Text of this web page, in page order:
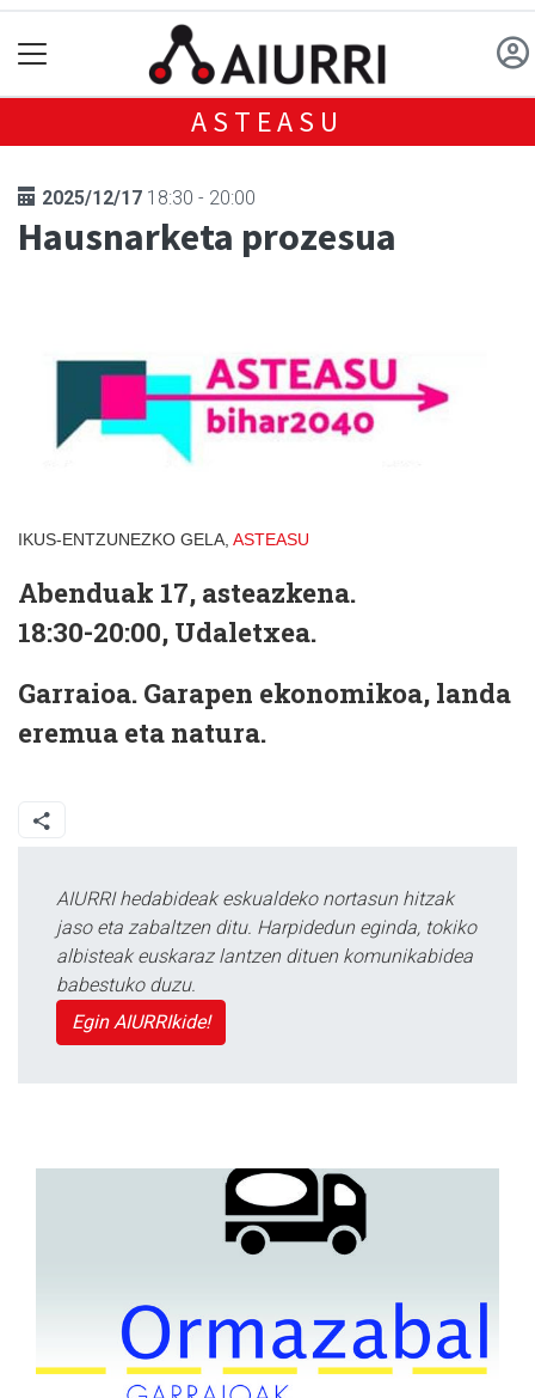
ASTEASU
2025/12/17 18:30 - 20:00
Hausnarketa prozesua
IKUS-ENTZUNEZKO GELA, ASTEASU
Abenduak 17, asteazkena.
18:30-20:00, Udaletxea.
Garraioa. Garapen ekonomikoa, landa
eremua eta natura.
AIURRI hedabideak eskualdeko nortasun hitzak
jaso eta zabaltzen ditu. Harpidedun eginda, tokiko
albisteak euskaraz lantzen dituen komunikabidea
babestuko duzu.
Egin AIURRIkide!